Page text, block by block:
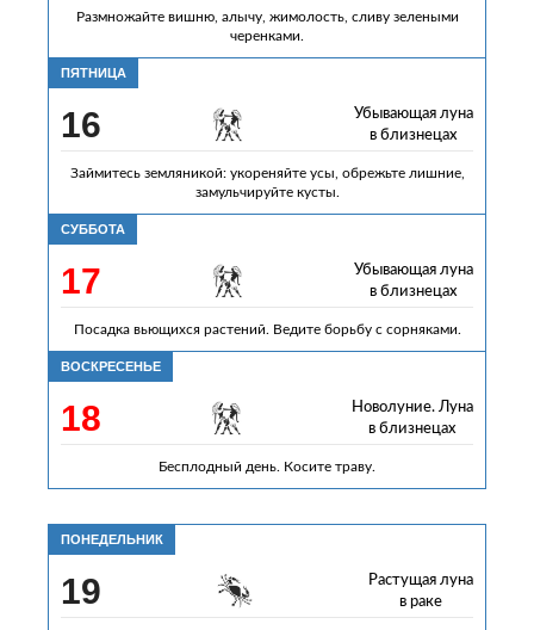
Размножайте вишню, алычу, жимолость, сливу зелеными
черенками.
ПЯТНИЦА
16
Убывающая луна
в близнецах
Займитесь земляникой: укореняйте усы, обрежьте лишние,
замульчируйте кусты.
СУББОТА
17
Убывающая луна
в близнецах
Посадка вьющихся растений. Ведите борьбу с сорняками.
ВОСКРЕСЕНЬЕ
18
Новолуние. Луна
в близнецах
Бесплодный день. Косите траву.
ПОНЕДЕЛЬНИК
19
Растущая луна
в раке